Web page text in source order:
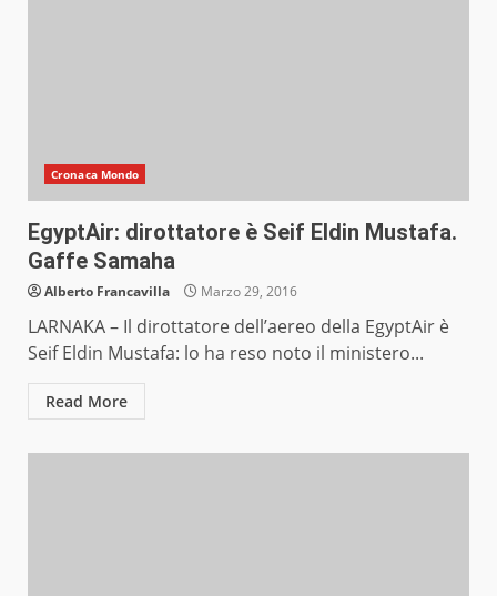
Cronaca Mondo
EgyptAir: dirottatore è Seif Eldin Mustafa.
Gaffe Samaha
Alberto Francavilla Marzo 29, 2016
LARNAKA – Il dirottatore dell’aereo della EgyptAir è
Seif Eldin Mustafa: lo ha reso noto il ministero...
Read More